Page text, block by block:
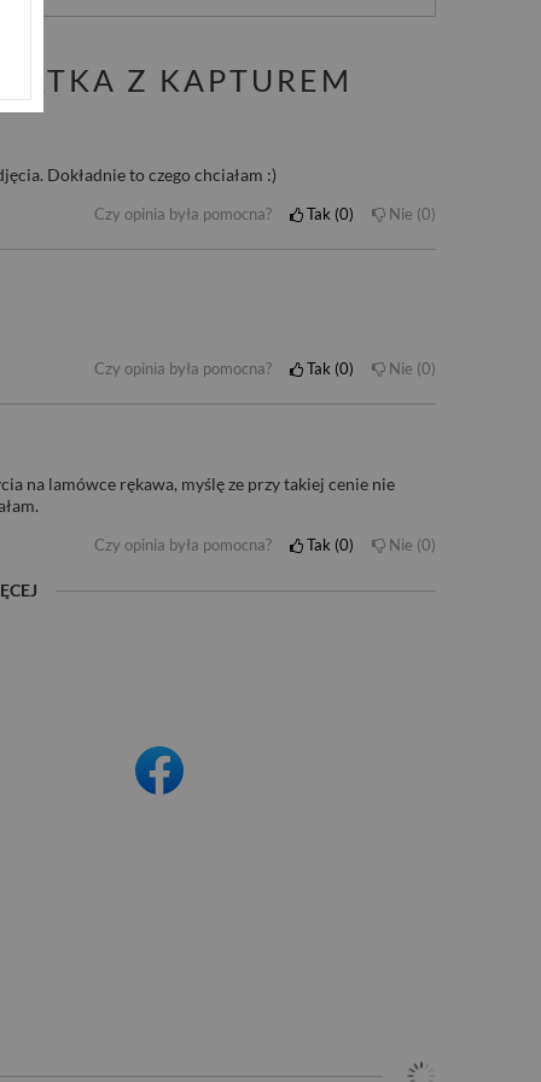
Z KAPTUREM
Dokładnie to czego chciałam :)
Czy opinia była pomocna? Tak 0 Nie 0
Czy opinia była pomocna? Tak 0 Nie 0
na lamówce rękawa, myślę ze przy takiej cenie nie
Czy opinia była pomocna? Tak 0 Nie 0